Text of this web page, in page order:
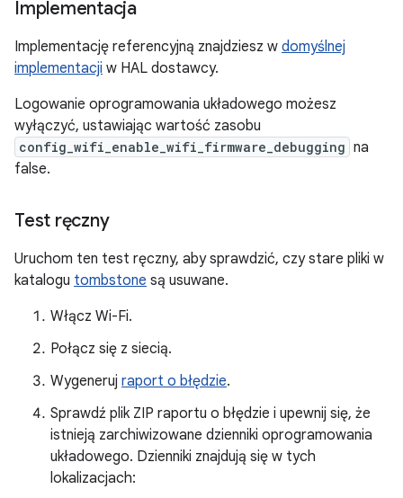
Implementacja
Implementację referencyjną znajdziesz w domyślnej
implementacji w HAL dostawcy.
Logowanie oprogramowania układowego możesz
wyłączyć, ustawiając wartość zasobu
config_wifi_enable_wifi_firmware_debugging na
false.
Test ręczny
Uruchom ten test ręczny, aby sprawdzić, czy stare pliki w
katalogu tombstone są usuwane.
Włącz Wi-Fi.
Połącz się z siecią.
Wygeneruj raport o błędzie.
Sprawdź plik ZIP raportu o błędzie i upewnij się, że
istnieją zarchiwizowane dzienniki oprogramowania
układowego. Dzienniki znajdują się w tych
lokalizacjach: